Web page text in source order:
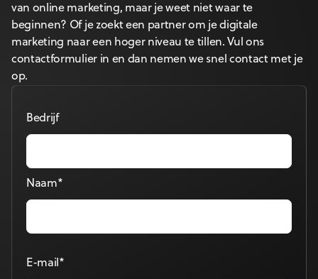
van online marketing, maar je weet niet waar te
beginnen? Of je zoekt een partner om je digitale
marketing naar een hoger niveau te tillen. Vul ons
contactformulier in en dan nemen we snel contact met je
op.
Bedrijf
Naam*
E-mail*